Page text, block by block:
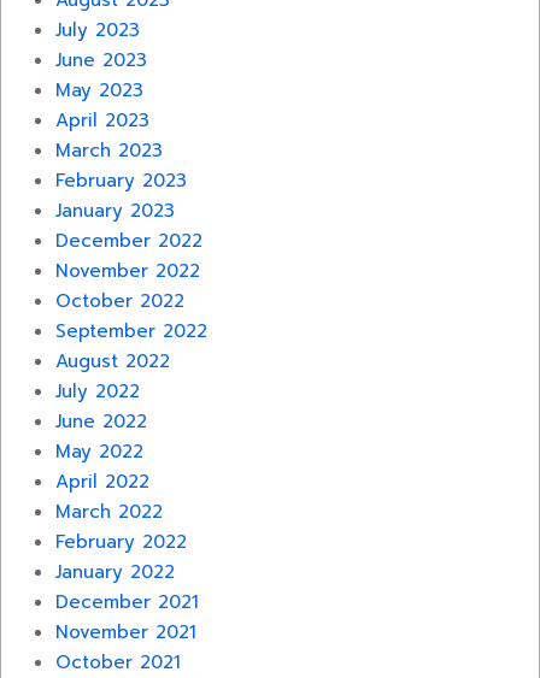
July 2023
June 2023
May 2023
April 2023
March 2023
February 2023
January 2023
December 2022
November 2022
October 2022
September 2022
August 2022
July 2022
June 2022
May 2022
April 2022
March 2022
February 2022
January 2022
December 2021
November 2021
October 2021